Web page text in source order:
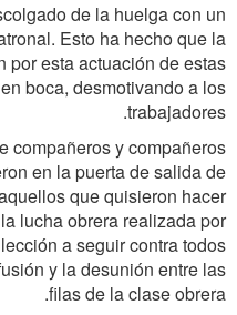
de la huelga con un
Esto ha hecho que la
por esta actuación de estas
boca, desmotivando a los
trabajadores.
compañeros y compañeros
en la puerta de salida de
que quisieron hacer
lucha obrera realizada por
a seguir contra todos
y la desunión entre las
filas de la clase obrera.